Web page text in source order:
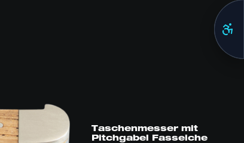
Taschenmesser mit
Pitchgabel Fasseiche